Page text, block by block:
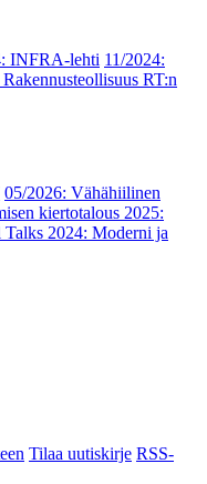
INFRA-lehti 11/2024:
RT:n
05/2026: Vähähiilinen
kiertotalous 2025:
Talks 2024: Moderni ja
Tilaa uutiskirje RSS-